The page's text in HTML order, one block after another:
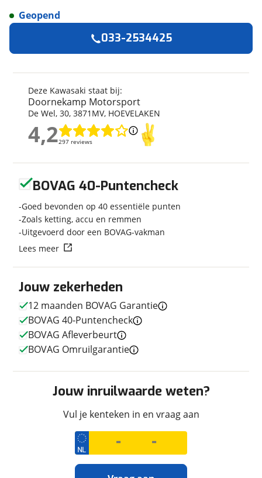
Merk
Kawasaki
Model
Z 650
Kenteken
Kilometerstand
23.000 km
Bouwjaar
2-2022
Leeftijd
4 jaar en 6 maanden
Geschikt voor
A2 rijbewijs
Soort voertuig
Motor
Techniek
Vermogen
Uiterlijk
Zwart groen
Verbruik en milieu
0,0 gram per kilometer
Deze Kawasaki staat bij:
Doornekamp Motorsport
De Wel, 30, 3871MV, HOEVELAKEN
4,2297 reviews
4,2
Geopend
033-2534425
Jouw zekerheden
12 maanden BOVAG Garantie
BOVAG 40-Puntencheck
BOVAG Afleverbeurt
BOVAG Omruilgarantie
Jouw inruilwaarde weten?
Vul je kenteken in en vraag aan
BOVAG 40-Puntencheck
Goed bevonden op 40 essentiële punten
Zoals ketting, accu en remmen
Uitgevoerd door een BOVAG-vakman
Lees meer